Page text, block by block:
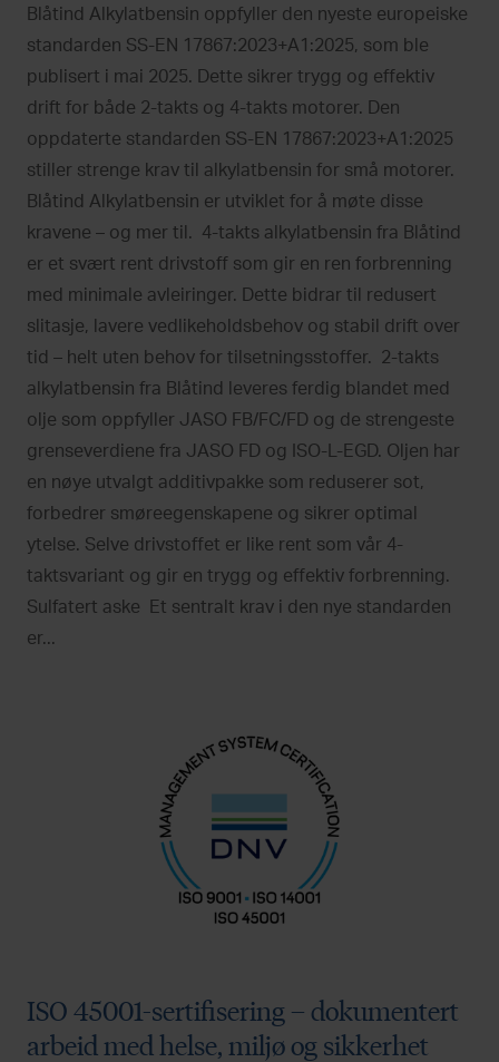
Blåtind Alkylatbensin oppfyller den nyeste europeiske
standarden SS-EN 17867:2023+A1:2025, som ble
publisert i mai 2025. Dette sikrer trygg og effektiv
drift for både 2-takts og 4-takts motorer. Den
oppdaterte standarden SS-EN 17867:2023+A1:2025
stiller strenge krav til alkylatbensin for små motorer.
Blåtind Alkylatbensin er utviklet for å møte disse
kravene – og mer til. 4-takts alkylatbensin fra Blåtind
er et svært rent drivstoff som gir en ren forbrenning
med minimale avleiringer. Dette bidrar til redusert
slitasje, lavere vedlikeholdsbehov og stabil drift over
tid – helt uten behov for tilsetningsstoffer. 2-takts
alkylatbensin fra Blåtind leveres ferdig blandet med
olje som oppfyller JASO FB/FC/FD og de strengeste
grenseverdiene fra JASO FD og ISO-L-EGD. Oljen har
en nøye utvalgt additivpakke som reduserer sot,
forbedrer smøreegenskapene og sikrer optimal
ytelse. Selve drivstoffet er like rent som vår 4-
taktsvariant og gir en trygg og effektiv forbrenning.
Sulfatert aske Et sentralt krav i den nye standarden
er...
ISO 45001-sertifisering – dokumentert
arbeid med helse, miljø og sikkerhet